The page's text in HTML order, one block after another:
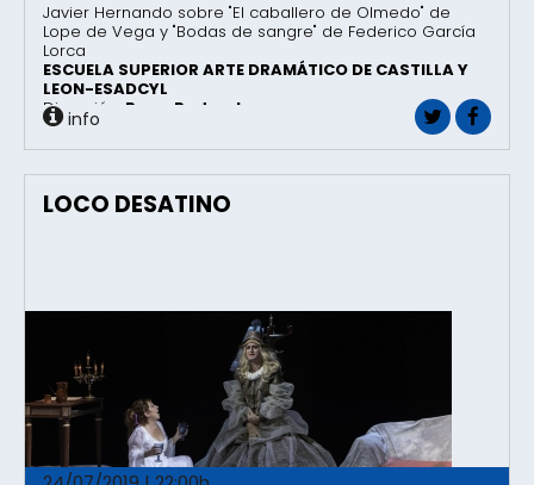
Javier Hernando sobre "El caballero de Olmedo" de
Lope de Vega y "Bodas de sangre" de Federico García
Lorca
ESCUELA SUPERIOR ARTE DRAMÁTICO DE CASTILLA Y
LEON-ESADCYL
Dirección: Pepa Pedroche​
info
LOCO DESATINO